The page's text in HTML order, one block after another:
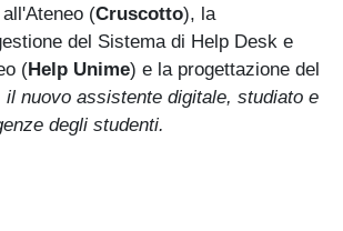
(Cruscotto), la
del Sistema di Help Desk e
(Help Unime) e la progettazione del
il nuovo assistente digitale, studiato e
degli studenti.